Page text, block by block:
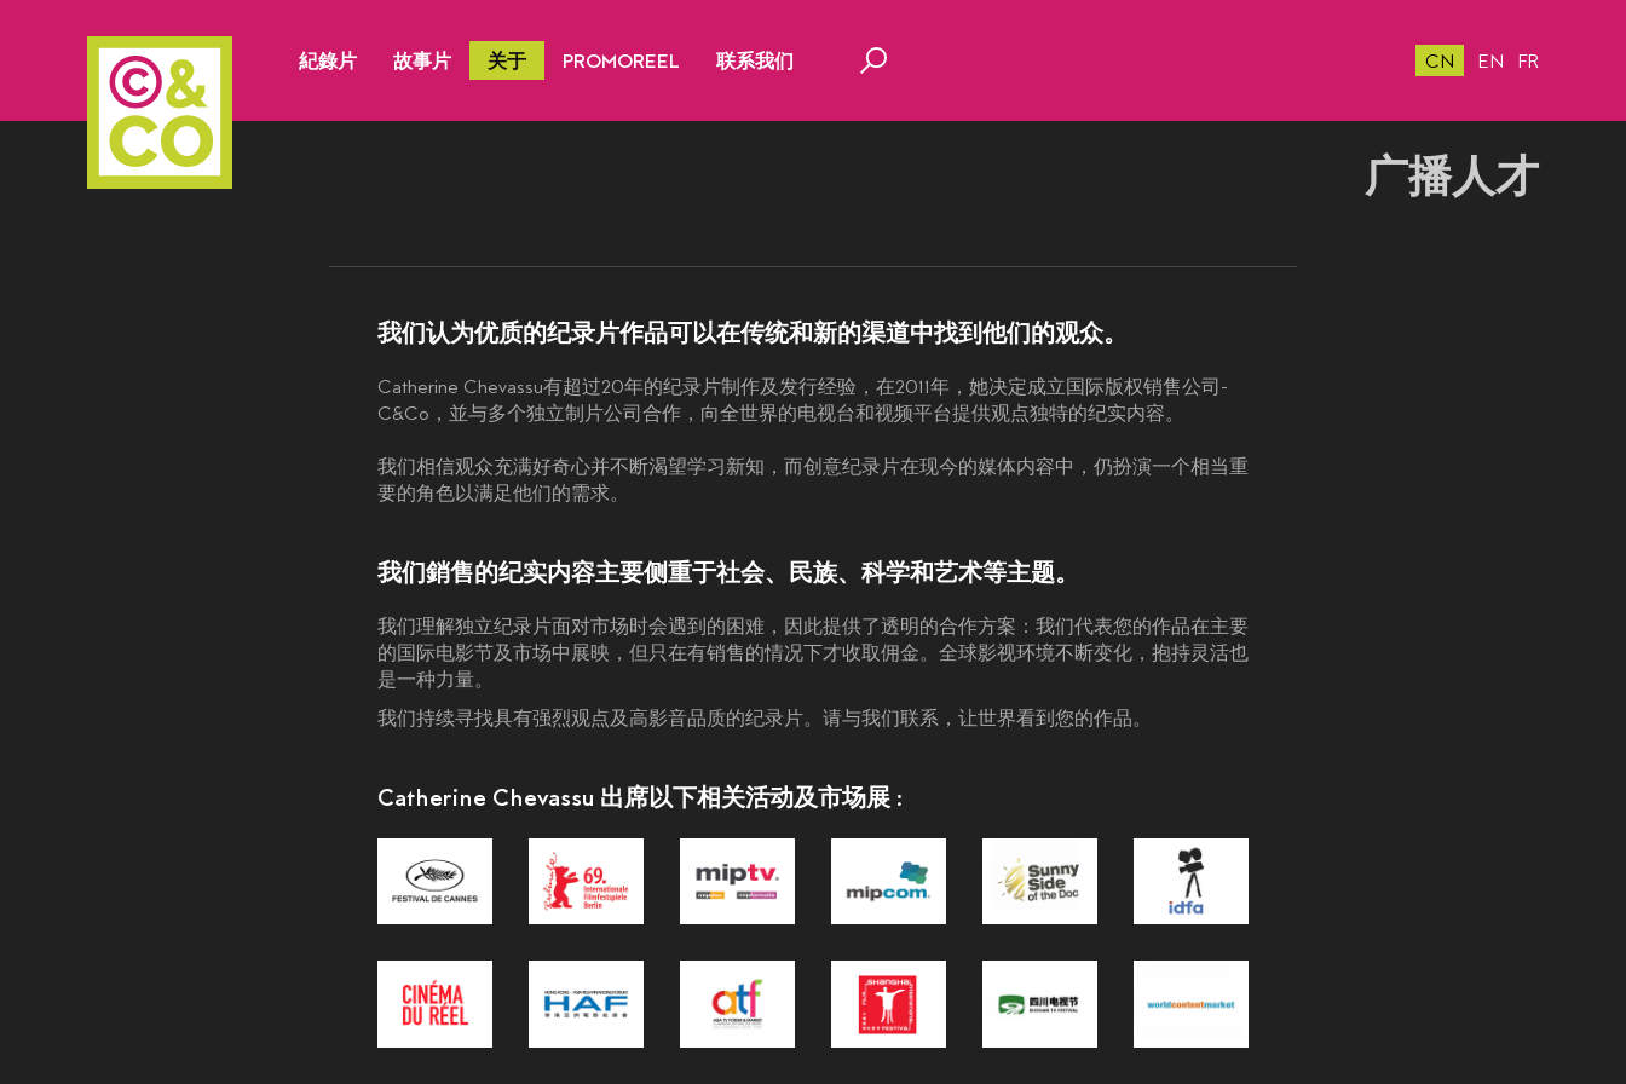
紀錄片 故事片 关于 PROMOREEL 联系我们 CN EN FR
广播人才
我们认为优质的纪录片作品可以在传统和新的渠道中找到他们的观众。
Catherine Chevassu有超过20年的纪录片制作及发行经验，在2011年，她决定成立国际版权销售公司-
C&Co，並与多个独立制片公司合作，向全世界的电视台和视频平台提供观点独特的纪实内容。
我们相信观众充满好奇心并不断渴望学习新知，而创意纪录片在现今的媒体内容中，仍扮演一个相当重
要的角色以满足他们的需求。
我们銷售的纪实内容主要侧重于社会、民族、科学和艺术等主题。
我们理解独立纪录片面对市场时会遇到的困难，因此提供了透明的合作方案：我们代表您的作品在主要
的国际电影节及市场中展映，但只在有销售的情况下才收取佣金。全球影视环境不断变化，抱持灵活也
是一种力量。
我们持续寻找具有强烈观点及高影音品质的纪录片。请与我们联系，让世界看到您的作品。
Catherine Chevassu 出席以下相关活动及市场展 :